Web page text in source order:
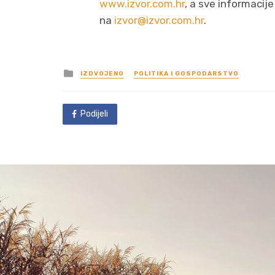
www.izvor.com.hr, a sve
na izvor@izvor.com.hr.
Posted
in
IZDVOJENO POLITIKA I GOSPODARSTVO
Podijeli